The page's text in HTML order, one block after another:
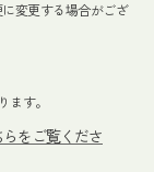
変更する場合がござ
す。
をご覧くださ